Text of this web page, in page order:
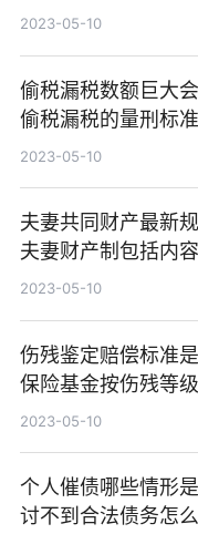
形有哪些？
2023-05-10
偷税漏税数额巨大
偷税漏税的量刑标准
2023-05-10
夫妻共同财产最新
夫妻财产制包括内容
2023-05-10
伤残鉴定赔偿标准
保险基金按伤残等
伤残补助金标准为什
2023-05-10
个人催债哪些情形
讨不到合法债务怎么